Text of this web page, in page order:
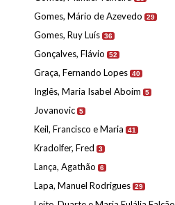
Gomes, Mário de Azevedo 29
Gomes, Ruy Luís 36
Gonçalves, Flávio 52
Graça, Fernando Lopes 40
Inglês, Maria Isabel Aboim 5
Jovanovic 5
Keil, Francisco e Maria 41
Kradolfer, Fred 3
Lança, Agathão 6
Lapa, Manuel Rodrigues 29